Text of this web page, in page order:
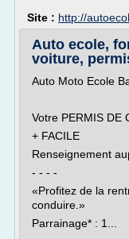
Site : http://
Auto ecole,
voiture,
Auto Moto Ecole
Votre PERMIS DE
+ FACILE
Renseignement
- - - -
«Profitez de la
conduire.»
Parrainage* : 1...